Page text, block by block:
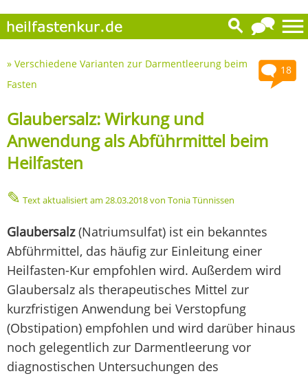
18
» Verschiedene Varianten zur Darmentleerung beim
Fasten
Glaubersalz: Wirkung und
Anwendung als Abführmittel beim
Heilfasten
✎ Text aktualisiert am 28.03.2018von Tonia Tünnissen
Glaubersalz(Natriumsulfat) ist ein bekanntes
Abführmittel, das häufig zur Einleitung einer
Heilfasten-Kur empfohlen wird. Außerdem wird
Glaubersalz als therapeutisches Mittel zur
kurzfristigen Anwendung bei Verstopfung
(Obstipation) empfohlen und wird darüber hinaus
noch gelegentlich zur Darmentleerung vor
diagnostischen Untersuchungen des